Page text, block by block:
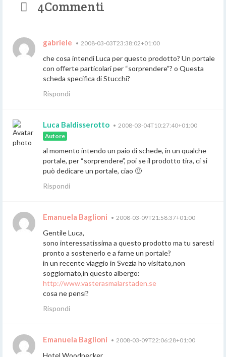
4Commenti
gabriele • 2008-03-03T23:38:02+01:00
che cosa intendi Luca per questo prodotto? Un portale
con offerte particolari per “sorprendere”? o Questa
scheda specifica di Stucchi?
Rispondi
Luca Baldisserotto • 2008-03-04T10:27:40+01:00
Autore
al momento intendo un paio di schede, in un qualche
portale, per “sorprendere”, poi se il prodotto tira, ci si
può dedicare un portale, ciao 🙂
Rispondi
Emanuela Baglioni • 2008-03-09T21:58:37+01:00
Gentile Luca,
sono interessatissima a questo prodotto ma tu saresti
pronto a sostenerlo e a farne un portale?
in un recente viaggio in Svezia ho visitato,non
soggiornato,in questo albergo:
http://www.vasterasmalarstaden.se
cosa ne pensi?
Rispondi
Emanuela Baglioni • 2008-03-09T22:06:28+01:00
Hotel Woodpecker